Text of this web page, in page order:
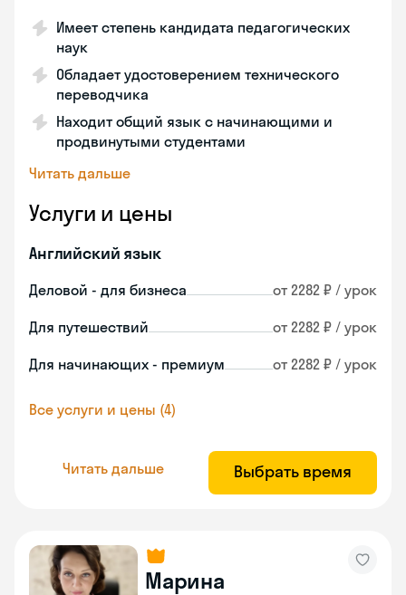
Имеет степень кандидата педагогических
наук
Обладает удостоверением технического
переводчика
Находит общий язык с начинающими и
продвинутыми студентами
Читать дальше
Услуги и цены
Английский язык
Деловой - для бизнеса от 2282 ₽ / урок
Для путешествий от 2282 ₽ / урок
Для начинающих - премиум от 2282 ₽ / урок
Все услуги и цены (4)
Читать дальше Выбрать время
Марина